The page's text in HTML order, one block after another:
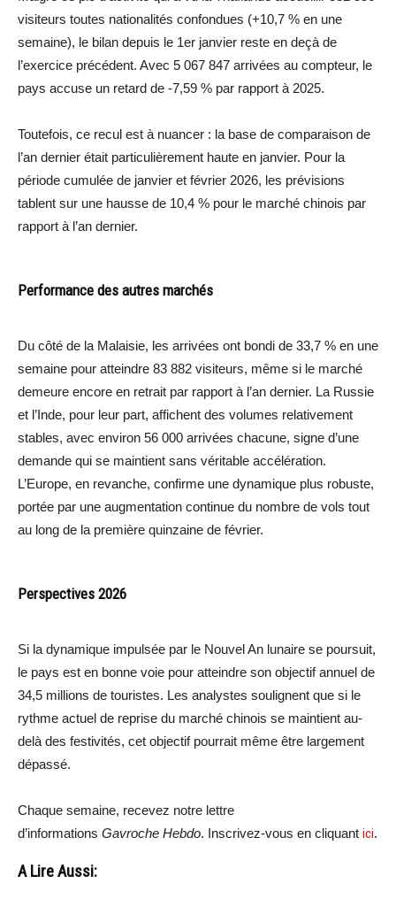
visiteurs toutes nationalités confondues (+10,7 % en une
semaine), le bilan depuis le 1er janvier reste en deçà de
l’exercice précédent. Avec 5 067 847 arrivées au compteur, le
pays accuse un retard de -7,59 % par rapport à 2025.
Toutefois, ce recul est à nuancer : la base de comparaison de
l’an dernier était particulièrement haute en janvier. Pour la
période cumulée de janvier et février 2026, les prévisions
tablent sur une hausse de 10,4 % pour le marché chinois par
rapport à l’an dernier.
Performance des autres marchés
Du côté de la Malaisie, les arrivées ont bondi de 33,7 % en une
semaine pour atteindre 83 882 visiteurs, même si le marché
demeure encore en retrait par rapport à l’an dernier. La Russie
et l’Inde, pour leur part, affichent des volumes relativement
stables, avec environ 56 000 arrivées chacune, signe d’une
demande qui se maintient sans véritable accélération.
L’Europe, en revanche, confirme une dynamique plus robuste,
portée par une augmentation continue du nombre de vols tout
au long de la première quinzaine de février.
Perspectives 2026
Si la dynamique impulsée par le Nouvel An lunaire se poursuit,
le pays est en bonne voie pour atteindre son objectif annuel de
34,5 millions de touristes. Les analystes soulignent que si le
rythme actuel de reprise du marché chinois se maintient au-
delà des festivités, cet objectif pourrait même être largement
dépassé.
Chaque semaine, recevez notre lettre
d’informations Gavroche Hebdo. Inscrivez-vous en cliquant ici.
A Lire Aussi: